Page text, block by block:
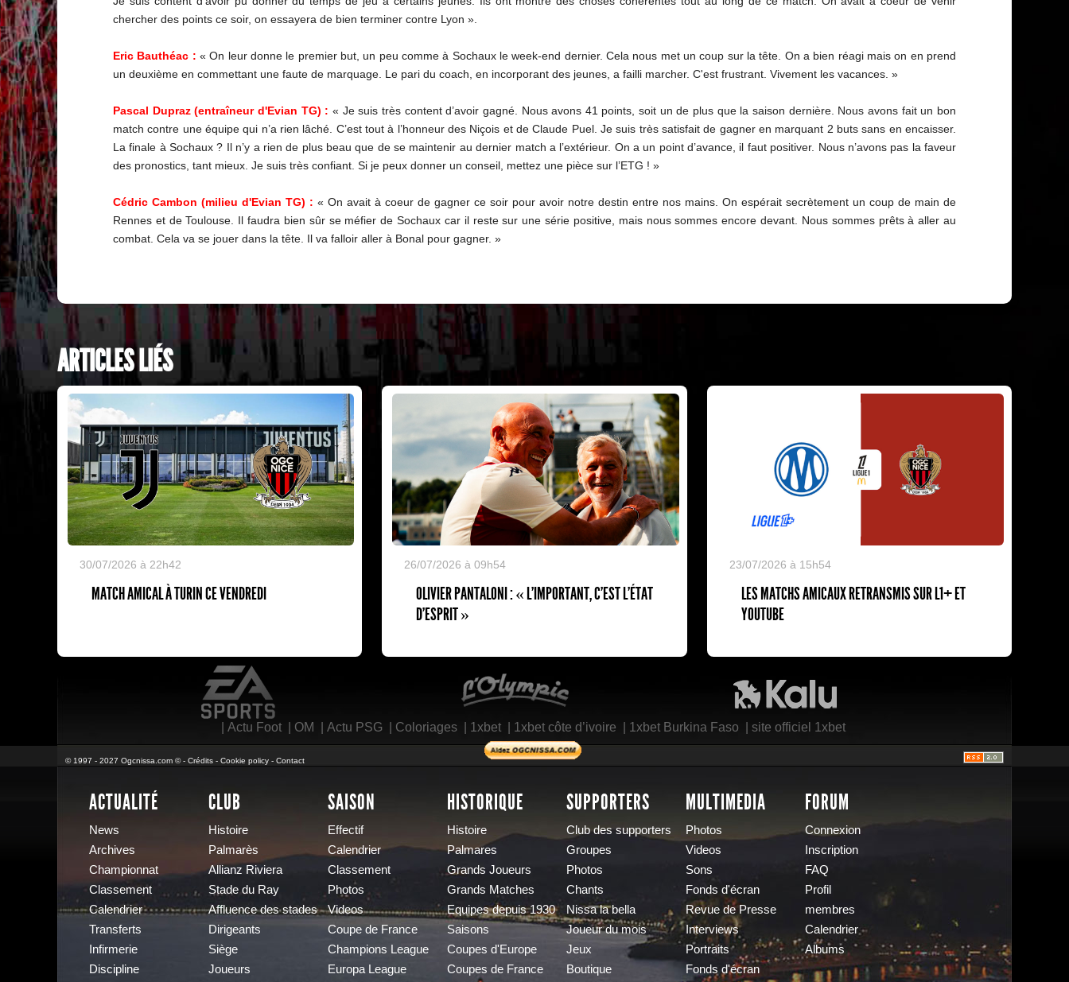
chercher des points ce soir, on essayera de bien terminer contre Lyon ».
Eric Bauthéac : « On leur donne le premier but, un peu comme à Sochaux le week-end dernier. Cela nous met un coup sur la tête. On a bien réagi mais on en prend
un deuxième en commettant une faute de marquage. Le pari du coach, en incorporant des jeunes, a failli marcher. C'est frustrant. Vivement les vacances. »
Pascal Dupraz (entraîneur d'Evian TG) : « Je suis très content d’avoir gagné. Nous avons 41 points, soit un de plus que la saison dernière. Nous avons fait un bon
match contre une équipe qui n’a rien lâché. C’est tout à l’honneur des Niçois et de Claude Puel. Je suis très satisfait de gagner en marquant 2 buts sans en encaisser.
La finale à Sochaux ? Il n’y a rien de plus beau que de se maintenir au dernier match a l’extérieur. On a un point d’avance, il faut positiver. Nous n’avons pas la faveur
des pronostics, tant mieux. Je suis très confiant. Si je peux donner un conseil, mettez une pièce sur l’ETG ! »
Cédric Cambon (milieu d'Evian TG) : « On avait à coeur de gagner ce soir pour avoir notre destin entre nos mains. On espérait secrètement un coup de main de
Rennes et de Toulouse. Il faudra bien sûr se méfier de Sochaux car il reste sur une série positive, mais nous sommes encore devant. Nous sommes prêts à aller au
combat. Cela va se jouer dans la tête. Il va falloir aller à Bonal pour gagner. »
ARTICLES LIÉS
30/07/2026 à 22h42
MATCH AMICAL À TURIN CE VENDREDI
26/07/2026 à 09h54
OLIVIER PANTALONI : « L'IMPORTANT, C'EST L'ÉTAT
D'ESPRIT »
23/07/2026 à 15h54
LES MATCHS AMICAUX RETRANSMIS SUR L1+ ET
YOUTUBE
Actu Foot| OM Actu PSG| Coloriages| 1xbet| 1xbet côte d’ivoire 1xbet Burkina Faso site officiel 1xbet
© 1997 - 2027 Ogcnissa.com © - Crédits - Cookie policy - Contact
ACTUALITÉ
News
Archives
Championnat
Classement
Calendrier
Transferts
Infirmerie
Discipline
CLUB
Histoire
Palmarès
Allianz Riviera
Stade du Ray
Affluence des stades
Dirigeants
Siège
Joueurs
SAISON
Effectif
Calendrier
Classement
Photos
Videos
Coupe de France
Champions League
Europa League
HISTORIQUE
Histoire
Palmares
Grands Joueurs
Grands Matches
Equipes depuis 1930
Saisons
Coupes d'Europe
Coupes de France
SUPPORTERS
Club des supporters
Groupes
Photos
Chants
Nissa la bella
Joueur du mois
Jeux
Boutique
MULTIMEDIA
Photos
Videos
Sons
Fonds d'écran
Revue de Presse
Interviews
Portraits
Fonds d'écran
FORUM
Connexion
Inscription
FAQ
Profil
membres
Calendrier
Albums